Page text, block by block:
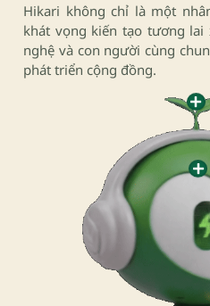
Hikari không chỉ là một
khát vọng kiến tạo tương lai
nghệ và con người cùng
phát triển cộng đồng.